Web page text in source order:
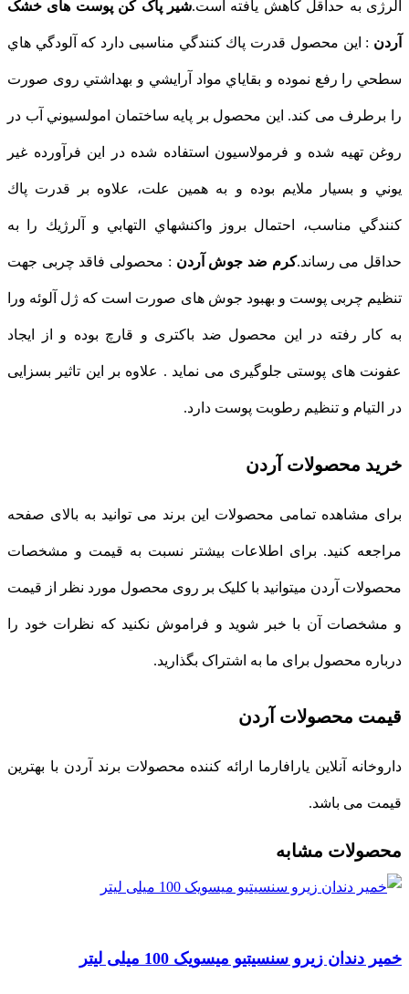
آلرژی به حداقل کاهش یافته است.شیر پاک کن پوست های خشک
آردن : این محصول قدرت پاك كنندگي مناسبی دارد که آلودگي هاي
سطحي را رفع نموده و بقاياي مواد آرايشي و بهداشتي روی صورت
را برطرف می کند. این محصول بر پايه ساختمان امولسيوني آب در
روغن تهیه شده و فرمولاسیون استفاده شده در اين فرآورده غير
يوني و بسيار ملايم بوده و به همین علت، علاوه بر قدرت پاك
كنندگي مناسب، احتمال بروز واكنشهاي التهابي و آلرژيك را به
حداقل می رساند.کرم ضد جوش آردن : محصولی فاقد چربی جهت
تنظیم چربی پوست و بهبود جوش های صورت است که ژل آلوئه ورا
به کار رفته در این محصول ضد باکتری و قارچ بوده و از ایجاد
عفونت های پوستی جلوگیری می نماید . علاوه بر این تاثیر بسزایی
در التیام و تنظیم رطوبت پوست دارد.
خرید محصولات آردن
برای مشاهده تمامی محصولات این برند می توانید به بالای صفحه
مراجعه کنید. برای اطلاعات بیشتر نسبت به قیمت و مشخصات
محصولات آردن میتوانید با کلیک بر روی محصول مورد نظر از قیمت
و مشخصات آن با خبر شوید و فراموش نکنید که نظرات خود را
درباره محصول برای ما به اشتراک بگذارید.
قیمت محصولات آردن
داروخانه آنلاین یارافارما ارائه کننده محصولات برند آردن با بهترین
قیمت می باشد.
محصولات مشابه
خمیر دندان زیرو سنسیتیو میسویک 100 میلی لیتر